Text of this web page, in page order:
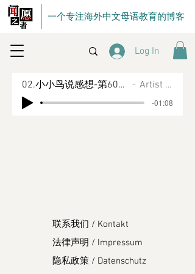
一个专注海外中文母语教育的博客
Log In
02.小小鸟说感想-第60回活捉王庆 Artist Name
-01:08
联系我们 / Kontakt
法律声明 / Impressum
隐私政策 / Datenschutz